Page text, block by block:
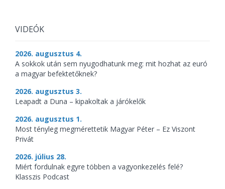
VIDEÓK
2026. augusztus 4.
A sokkok után sem nyugodhatunk meg: mit hozhat az euró
a magyar befektetőknek?
2026. augusztus 3.
Leapadt a Duna – kipakoltak a járókelők
2026. augusztus 1.
Most tényleg megmérettetik Magyar Péter – Ez Viszont
Privát
2026. július 28.
Miért fordulnak egyre többen a vagyonkezelés felé?
Klasszis Podcast